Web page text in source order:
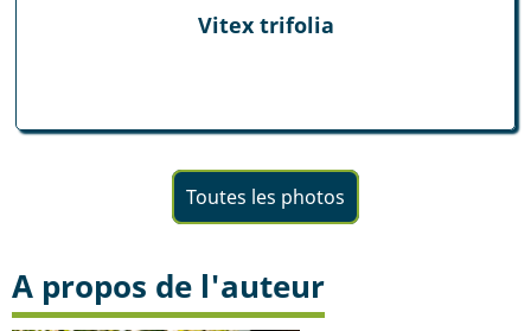
Vitex trifolia
Toutes les photos
A propos de l'auteur